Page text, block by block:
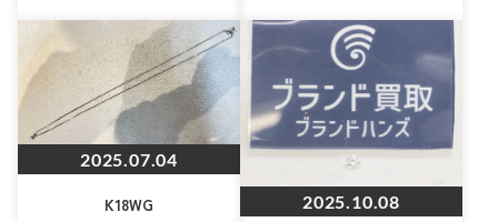
2025.07.04
K18WG
2025.10.08